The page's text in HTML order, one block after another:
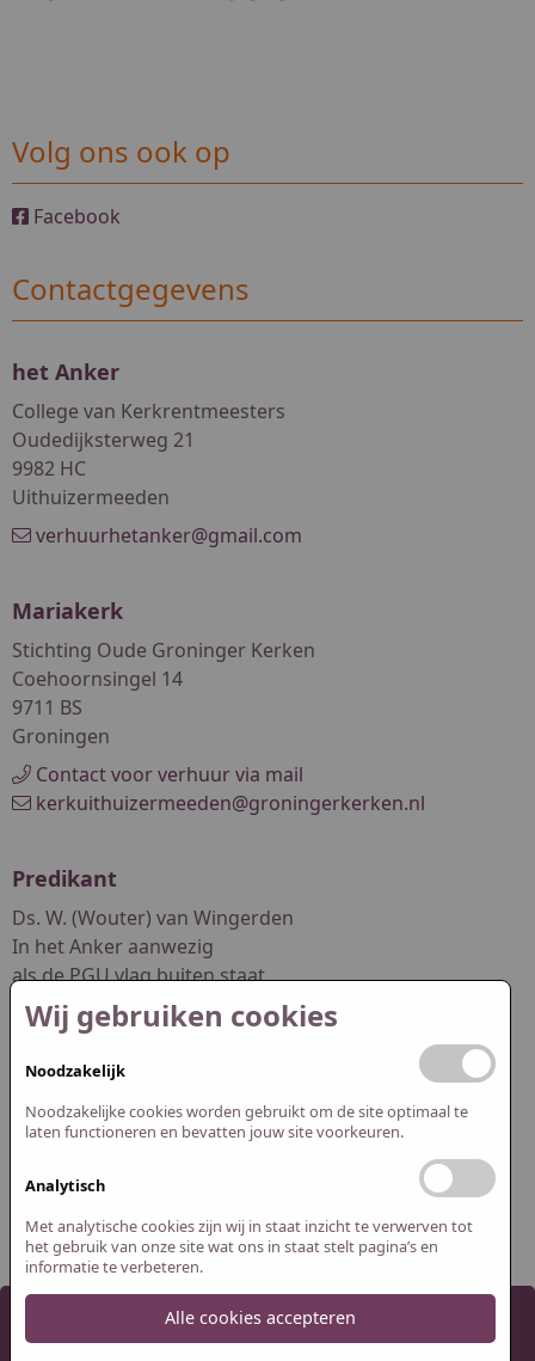
Volg ons ook op
Facebook
Contactgegevens
het Anker
College van Kerkrentmeesters
Oudedijksterweg 21
9982 HC
Uithuizermeeden
verhuurhetanker@gmail.com
Mariakerk
Stichting Oude Groninger Kerken
Coehoornsingel 14
9711 BS
Groningen
Contact voor verhuur via mail
kerkuithuizermeeden@groningerkerken.nl
Predikant
Ds. W. (Wouter) van Wingerden
In het Anker aanwezig
als de PGU vlag buiten staat
dswouter.vanwingerden@pgwuur.nl
Redactie website
Abel Smit
redactie@pguithuizermeeden.nl
2026 Protestantse Gemeente Uithuizermeeden
Wij gebruiken cookies
Noodzakelijk
Noodzakelijke cookies worden gebruikt om de site optimaal te
laten functioneren en bevatten jouw site voorkeuren.
Analytisch
Met analytische cookies zijn wij in staat inzicht te verwerven tot
het gebruik van onze site wat ons in staat stelt pagina’s en
informatie te verbeteren.
Alle cookies accepteren